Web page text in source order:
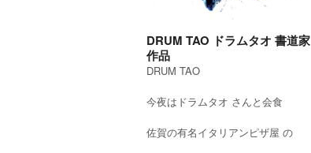
DRUM TAO ドラムタオ 書道家
作品
DRUM TAO
今夜はドラムタオ さんと会食
佐賀の有名イタリアンピザ屋 の